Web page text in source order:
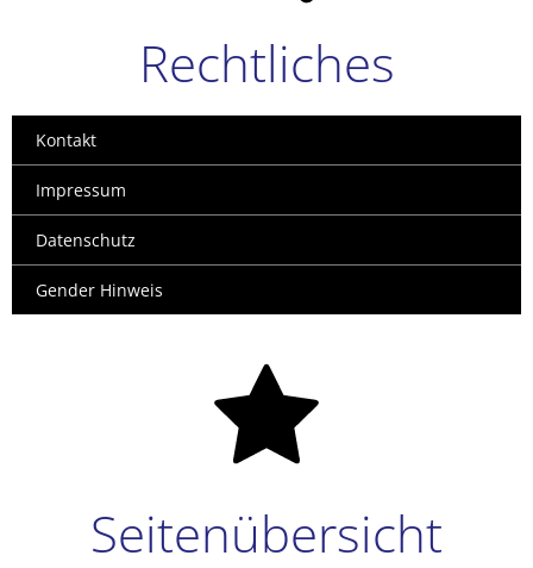
Rechtliches
Kontakt
Impressum
Datenschutz
Gender Hinweis
Seitenübersicht